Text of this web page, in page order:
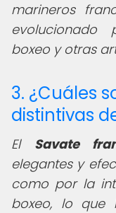
marineros
evolucionado
boxeo y otras
3. ¿Cuáles
distintivas
El Savate
elegantes y
como por la
boxeo, lo que